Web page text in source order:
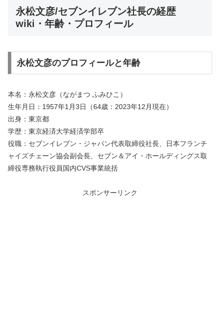
永松文彦/セブンイレブン社長の経歴
wiki・年齢・プロフィール
永松文彦のプロフィールと年齢
本名： 永松文彦（ながまつ ふみひこ）
生年月日：1957年1月3日（64歳：2023年12月現在）
出身：東京都
学歴：東京経済大学経済学部卒
役職：セブンイレブン・ジャパン代表取締役社長、日本フランチ
ャイズチェーン協会副会長、セブン＆アイ・ホールディングス取
締役専務執行役員国内CVS事業統括
スポンサーリンク